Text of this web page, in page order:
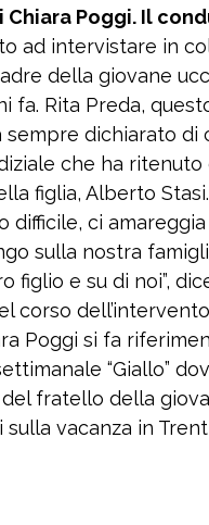
Chiara Poggi. Il
ad intervistare in
della giovane
fa. Rita Preda,
sempre dichiarato di
che ha
figlia, Alberto Stasi.
difficile, ci
sulla nostra
figlio e su di noi”,
corso
Poggi si fa
“Giallo”
del fratello della
vacanza in